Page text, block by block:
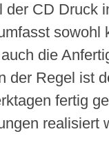
der CD Druck
sowohl
die
der Regel ist
fertig
realisiert